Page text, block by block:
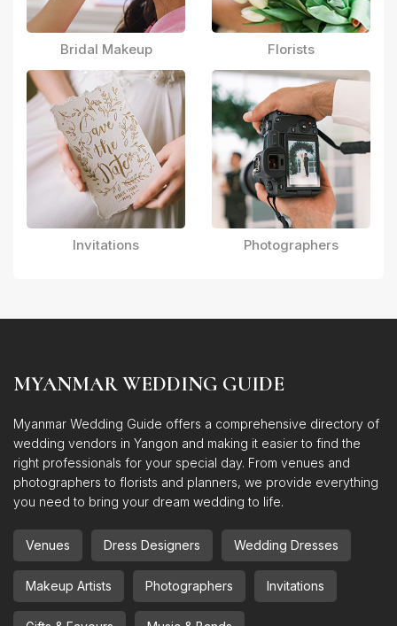
Bridal Makeup Florists
Invitations Photographers
MYANMAR WEDDING GUIDE
Myanmar Wedding Guide offers a comprehensive directory of
wedding vendors in Yangon and making it easier to find the
right professionals for your special day. From venues and
photographers to florists and planners, we provide everything
you need to bring your dream wedding to life.
Venues Dress Designers Wedding Dresses
Makeup Artists Photographers Invitations